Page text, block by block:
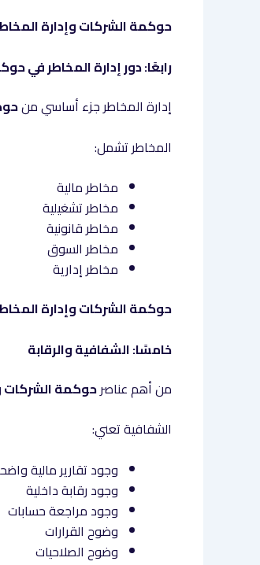
حوكمة الشركات وإدارة
رابعًا: دور إدارة المخاطر في
إدارة المخاطر جزء أساسي من
المخاطر تشمل:
مخاطر مالية
مخاطر تشغيلية
مخاطر قانونية
مخاطر السوق
مخاطر إدارية
حوكمة الشركات وإدارة
خامسًا: الشفافية والرقابة
من أهم عناصرحوكمة الشركات
الشفافية تعني:
وجود تقارير مالية
وجود رقابة داخلية
وجود مراجعة حسابات
وضوح القرارات
وضوح الصلاحيات